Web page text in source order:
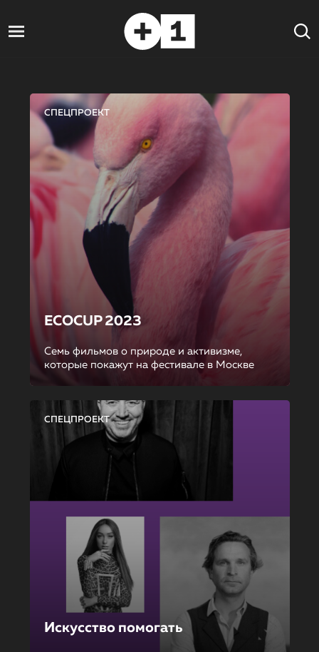
СПЕЦПРОЕКТ
ECOCUP 2023
Семь фильмов о природе и активизме,
которые покажут на фестивале в Москве
СПЕЦПРОЕКТ
Искусство помогать